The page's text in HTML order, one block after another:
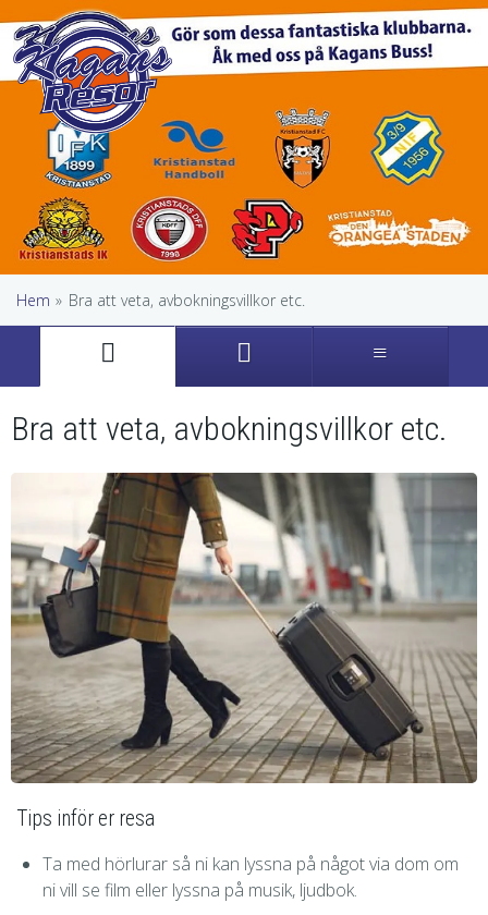
Hem » Bra att veta, avbokningsvillkor etc.
Bra att veta, avbokningsvillkor etc.
Tips inför er resa
Ta med hörlurar så ni kan lyssna på något via dom om
ni vill se film eller lyssna på musik, ljudbok.